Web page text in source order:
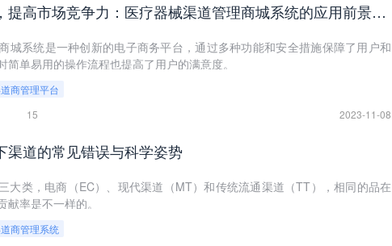
保障数据安全，提高市场竞争力：医疗器械渠道管理商城系统的应用前景分析
城系统是一种创新的电子商务平台，通过多种功能和安全措施保障了用户和
简单易用的操作流程也提高了用户的满意度。
商管理平台
15 2023-11-08
渠道的常见错误与科学姿势
大类，电商（EC）、现代渠道（MT）和传统流通渠道（TT），相同的品在
率是不一样的。
商管理系统